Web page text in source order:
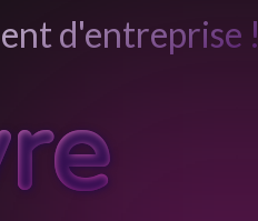
d'entreprise !